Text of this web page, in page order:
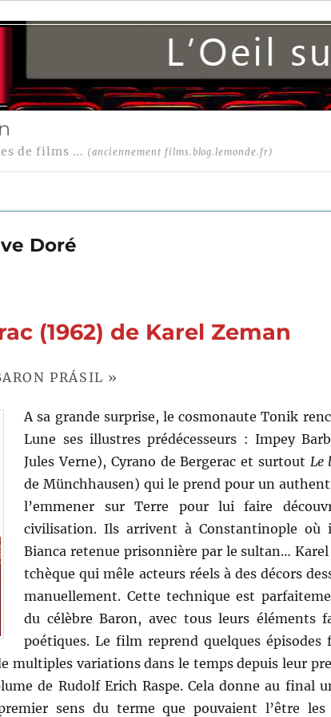
de films ... (anciennement films.blog.lemonde.fr)
Doré
(1962) de Karel Zeman
PRÁSIL »
A sa grande surprise, le cosmonaute Tonik
Lune ses illustres prédécesseurs : Impey
Jules Verne), Cyrano de Bergerac et surtout Le
de Münchhausen) qui le prend pour un
l’emmener sur Terre pour lui faire
civilisation. Ils arrivent à Constantinople où
Bianca retenue prisonnière par le sultan…
tchèque qui mêle acteurs réels à des décors
manuellement. Cette technique est
du célèbre Baron, avec tous leurs éléments
poétiques. Le film reprend quelques épisodes
multiples variations dans le temps depuis leur
de Rudolf Erich Raspe. Cela donne au final
sens du terme que pouvaient l’être